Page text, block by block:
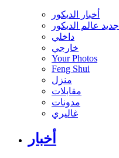
أخبار الديكور
جديد عالم الديكور
داخلي
خارجي
Your Photos
Feng Shui
منزل
مقابلات
مدونات
غاليري
أخبار